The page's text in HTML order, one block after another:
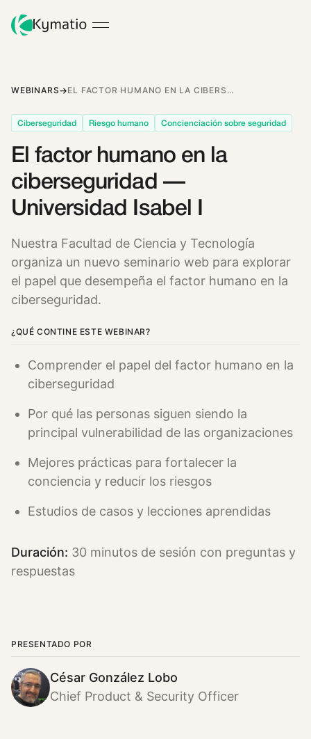
WEBINARS EL FACTOR HUMANO EN LA CIBERSEGURIDAD — UNIVERSIDAD ISABEL I
Ciberseguridad Riesgo humano Concienciación sobre seguridad
El factor humano en la
ciberseguridad —
Universidad Isabel I
Nuestra Facultad de Ciencia y Tecnología
organiza un nuevo seminario web para explorar
el papel que desempeña el factor humano en la
ciberseguridad.
¿QUÉ CONTINE ESTE WEBINAR?
Comprender el papel del factor humano en la
ciberseguridad
Por qué las personas siguen siendo la
principal vulnerabilidad de las organizaciones
Mejores prácticas para fortalecer la
conciencia y reducir los riesgos
Estudios de casos y lecciones aprendidas
Duración: 30 minutos de sesión con preguntas y
respuestas
PRESENTADO POR
César González Lobo
Chief Product & Security Officer